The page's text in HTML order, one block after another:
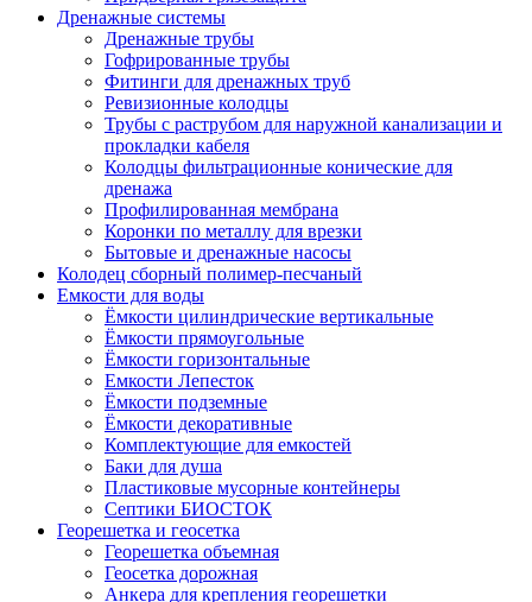
Дренажные системы
Дренажные трубы
Гофрированные трубы
Фитинги для дренажных труб
Ревизионные колодцы
Трубы с раструбом для наружной канализации и
прокладки кабеля
Колодцы фильтрационные конические для
дренажа
Профилированная мембрана
Коронки по металлу для врезки
Бытовые и дренажные насосы
Колодец сборный полимер-песчаный
Емкости для воды
Ёмкости цилиндрические вертикальные
Ёмкости прямоугольные
Ёмкости горизонтальные
Емкости Лепесток
Ёмкости подземные
Ёмкости декоративные
Комплектующие для емкостей
Баки для душа
Пластиковые мусорные контейнеры
Септики БИОСТОК
Георешетка и геосетка
Георешетка объемная
Геосетка дорожная
Анкера для крепления георешетки